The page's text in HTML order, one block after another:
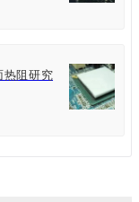
热阻研究